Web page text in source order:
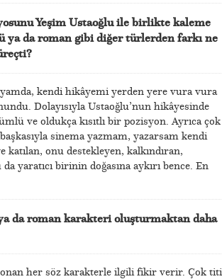
Yeşim Ustaoğlu ile birlikte kaleme
ya da roman gibi diğer türlerden farkı ne
kendi hikâyemi yerden yere vura vura
Dolayısıyla Ustaoğlu’nun hikâyesinde
ve oldukça kısıtlı bir pozisyon. Ayrıca çok
sinema yazmam, yazarsam kendi
onu destekleyen, kalkındıran,
yaratıcı birinin doğasına aykırı bence. En
da roman karakteri oluşturmaktan daha
her söz karakterle ilgili fikir verir. Çok